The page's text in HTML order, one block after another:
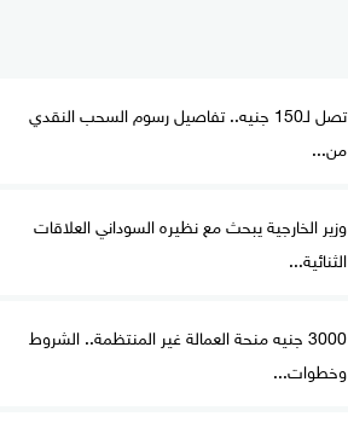
تصل لـ150 جنيه.. تفاصيل رسوم السحب النقدي
من...
وزير الخارجية يبحث مع نظيره السوداني العلاقات
الثنائية...
3000 جنيه منحة العمالة غير المنتظمة.. الشروط
وخطوات...